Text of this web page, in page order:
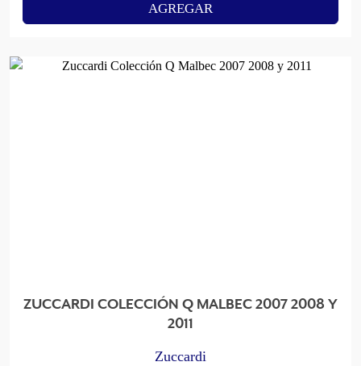
AGREGAR
ZUCCARDI COLECCIÓN Q MALBEC 2007 2008 Y
2011
Zuccardi